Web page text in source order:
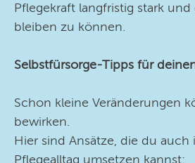
Pflegekraft langfristig stark
bleiben zu können.
Selbstfürsorge-Tipps für
Schon kleine Veränderungen
bewirken.
Hier sind Ansätze, die du auch
Pflegealltag umsetzen kannst: